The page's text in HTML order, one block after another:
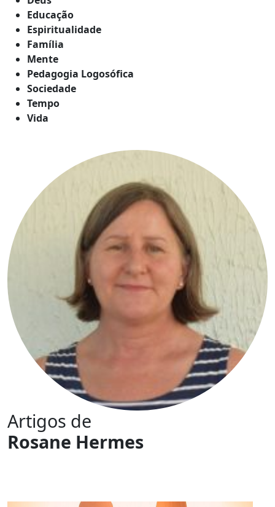
Educação
Espiritualidade
Família
Mente
Pedagogia Logosófica
Sociedade
Tempo
Vida
Artigos de
Rosane Hermes